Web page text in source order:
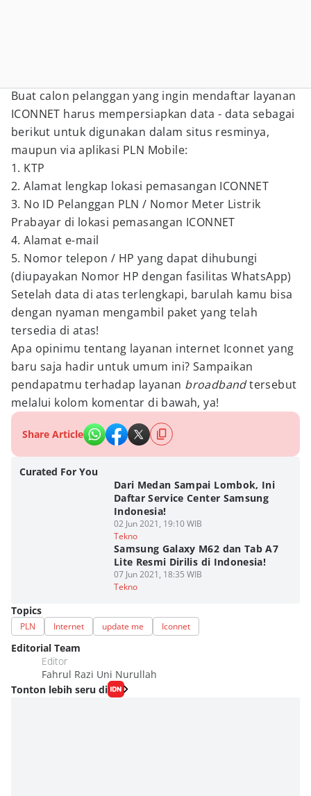
Buat calon pelanggan yang ingin mendaftar layanan
ICONNET harus mempersiapkan data - data sebagai
berikut untuk digunakan dalam situs resminya,
maupun via aplikasi PLN Mobile:
1. KTP
2. Alamat lengkap lokasi pemasangan ICONNET
3. No ID Pelanggan PLN / Nomor Meter Listrik
Prabayar di lokasi pemasangan ICONNET
4. Alamat e-mail
5. Nomor telepon / HP yang dapat dihubungi
(diupayakan Nomor HP dengan fasilitas WhatsApp)
Setelah data di atas terlengkapi, barulah kamu bisa
dengan nyaman mengambil paket yang telah
tersedia di atas!
Apa opinimu tentang layanan internet Iconnet yang
baru saja hadir untuk umum ini? Sampaikan
pendapatmu terhadap layanan broadbandtersebut
melalui kolom komentar di bawah, ya!
Share Article
Curated For You
Dari Medan Sampai Lombok, Ini
Daftar Service Center Samsung
Indonesia!
02 Jun 2021, 19:10 WIB
Tekno
Samsung Galaxy M62 dan Tab A7
Lite Resmi Dirilis di Indonesia!
07 Jun 2021, 18:35 WIB
Tekno
Topics
PLN Internet update me Iconnet
Editorial Team
Editor
Fahrul Razi Uni Nurullah
Tonton lebih seru di